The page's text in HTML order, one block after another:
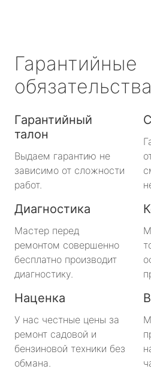
Гарантийные
обязательства
Гарантийный
талон
Выдаем гарантию не
зависимо от сложности
работ.
Диагностика
Мастер перед
ремонтом совершенно
бесплатно производит
диагностику.
Наценка
У нас честные цены за
ремонт садовой и
бензиновой техники без
обмана.